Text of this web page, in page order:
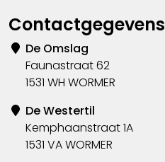
Contactgegevens
De Omslag
Faunastraat 62
1531 WH WORMER
De Westertil
Kemphaanstraat 1A
1531 VA WORMER